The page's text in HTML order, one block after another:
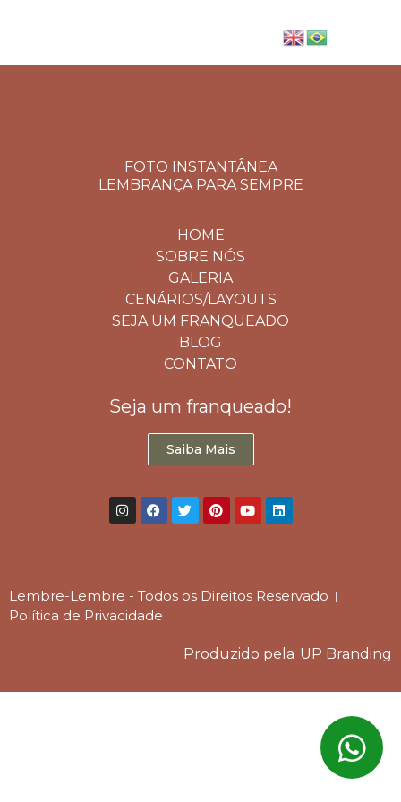
FOTO INSTANTÂNEA
LEMBRANÇA PARA SEMPRE
HOME
SOBRE NÓS
GALERIA
CENÁRIOS/LAYOUTS
SEJA UM FRANQUEADO
BLOG
CONTATO
Seja um franqueado!
Saiba Mais
Lembre-Lembre - Todos os Direitos Reservado
Política de Privacidade
Produzido pela UP Branding